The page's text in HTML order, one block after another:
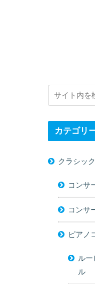
カテゴリ
クラシッ
コンサ
コンサ
ピアノ
ル
ル